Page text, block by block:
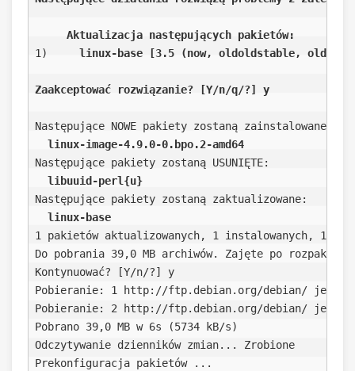
Aktualizacja następujących pakietów:
1)
linux-base [3.5 (now, oldoldstable,
Zaakceptować rozwiązanie? [Y/n/q/?] y
Następujące NOWE pakiety zostaną zainstalowane:
linux-image-4.9.0-0.bpo.2-amd64
Następujące pakiety zostaną USUNIĘTE:
libuuid-perl{u}
Następujące pakiety zostaną zaktualizowane:
linux-base
1 pakietów aktualizowanych, 1 instalowanych, 1
Do pobrania 39,0 MB archiwów. Zajęte po
Kontynuować? [Y/n/?] y
Pobieranie: 1 http://ftp.debian.org/debian/
Pobieranie: 2 http://ftp.debian.org/debian/ jessie-
Pobrano
Odczytywanie dzienników zmian... Zrobione
Prekonfiguracja pakietów ...